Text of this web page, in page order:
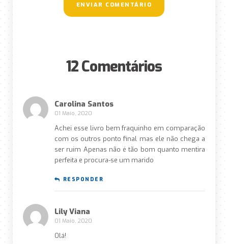
ENVIAR COMENTÁRIO
12 Comentários
Carolina Santos
01 Maio, 2020
Achei esse livro bem fraquinho em comparação
com os outros ponto final mas ele não chega a
ser ruim Apenas não é tão bom quanto mentira
perfeita e procura-se um marido
RESPONDER
Lily Viana
01 Maio, 2020
Olá!